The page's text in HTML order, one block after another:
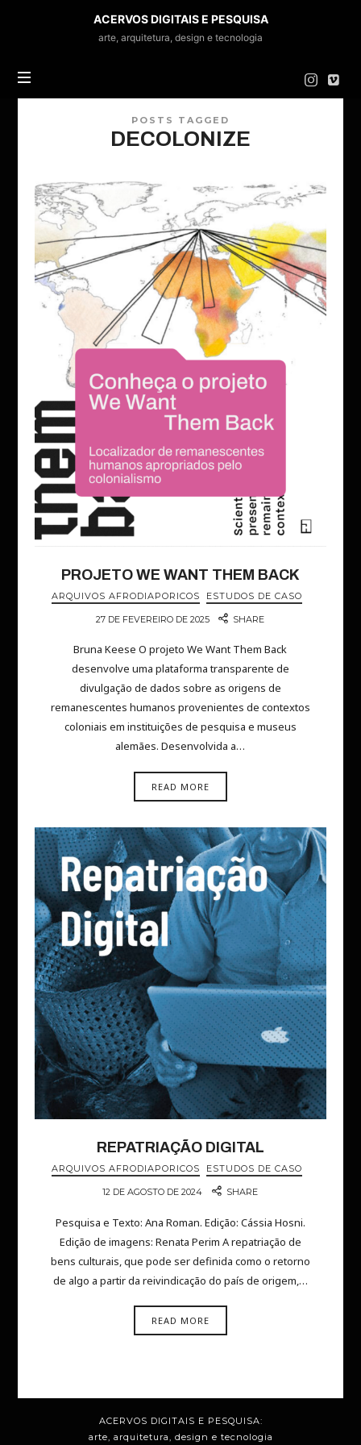
ACERVOS
DIGITAIS
E
ACERVOS DIGITAIS E PESQUISA
arte, arquitetura, design e tecnologia
POSTS TAGGED
DECOLONIZE
PROJETO WE WANT THEM BACK
ARQUIVOS AFRODIAPORICOS ESTUDOS DE CASO
27 DE FEVEREIRO DE 2025 SHARE
Bruna Keese O projeto We Want Them Back
desenvolve uma plataforma transparente de
divulgação de dados sobre as origens de
remanescentes humanos provenientes de contextos
coloniais em instituições de pesquisa e museus
alemães. Desenvolvida a…
READ MORE
REPATRIAÇÃO DIGITAL
ARQUIVOS AFRODIAPORICOS ESTUDOS DE CASO
12 DE AGOSTO DE 2024 SHARE
Pesquisa e Texto: Ana Roman. Edição: Cássia Hosni.
Edição de imagens: Renata Perim A repatriação de
bens culturais, que pode ser definida como o retorno
de algo a partir da reivindicação do país de origem,…
READ MORE
ACERVOS DIGITAIS E PESQUISA:
arte, arquitetura, design e tecnologia